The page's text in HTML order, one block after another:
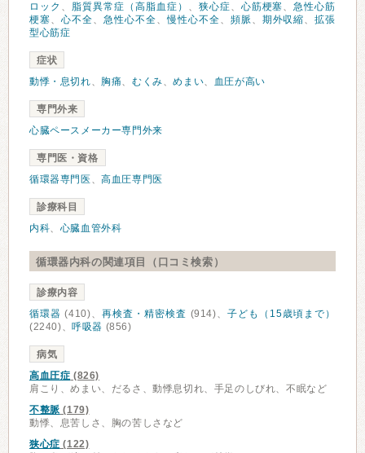
ロック 、 脂質異常症（高脂血症） 、 狭心症、 心筋梗塞、急性心筋
梗塞、 心不全、 急性心不全、慢性心不全、 頻脈 、 期外収縮、拡張
型心筋症
症状
動悸・息切れ、 胸痛、むくみ、めまい、 血圧が高い
専門外来
心臓ペースメーカー専門外来
専門医・資格
循環器専門医 、高血圧専門医
診療科目
内科、 心臓血管外科
循環器内科の関連項目（口コミ検索）
診療内容
循環器 (410)、 再検査・精密検査 (914)、子ども（15歳頃まで）
(2240)、呼吸器 (856)
病気
高血圧症 (826)
肩こり、めまい、だるさ、動悸息切れ、手足のしびれ、不眠など
不整脈(179)
動悸、息苦しさ、胸の苦しさなど
狭心症 (122)